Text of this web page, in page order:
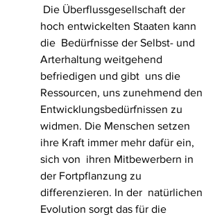
Die Überflussgesellschaft der
hoch entwickelten Staaten kann
die  Bedürfnisse der Selbst- und
Arterhaltung weitgehend
befriedigen und gibt  uns die
Ressourcen, uns zunehmend den
Entwicklungsbedürfnissen zu
widmen. Die Menschen setzen
ihre Kraft immer mehr dafür ein,
sich von  ihren Mitbewerbern in
der Fortpflanzung zu
differenzieren. In der  natürlichen
Evolution sorgt das für die